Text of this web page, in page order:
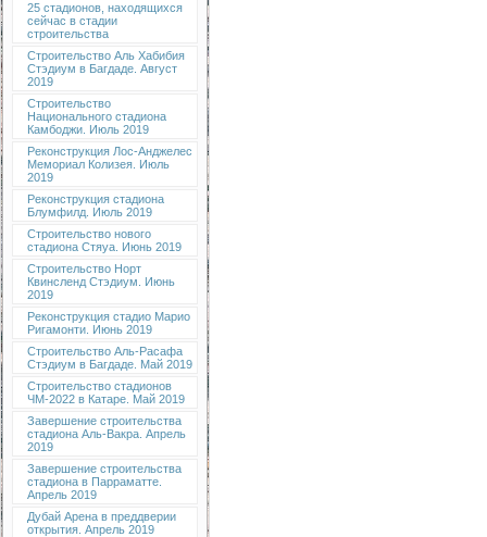
25 стадионов, находящихся
сейчас в стадии
строительства
Строительство Аль Хабибия
Стэдиум в Багдаде. Август
2019
Строительство
Национального стадиона
Камбоджи. Июль 2019
Реконструкция Лос-Анджелес
Мемориал Колизея. Июль
2019
Реконструкция стадиона
Блумфилд. Июль 2019
Строительство нового
стадиона Стяуа. Июнь 2019
Строительство Норт
Квинсленд Стэдиум. Июнь
2019
Реконструкция стадио Марио
Ригамонти. Июнь 2019
Строительство Аль-Расафа
Стэдиум в Багдаде. Май 2019
Строительство стадионов
ЧМ-2022 в Катаре. Май 2019
Завершение строительства
стадиона Аль-Вакра. Апрель
2019
Завершение строительства
стадиона в Парраматте.
Апрель 2019
Дубай Арена в преддверии
открытия. Апрель 2019